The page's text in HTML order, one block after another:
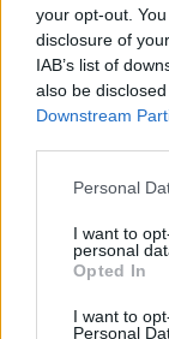
your opt-out.
disclosure of
IAB’s list of
also be
Downstream
Personal
I want to
personal
Opted In
I want to
Personal
Szerzői
Cookie-
Székely